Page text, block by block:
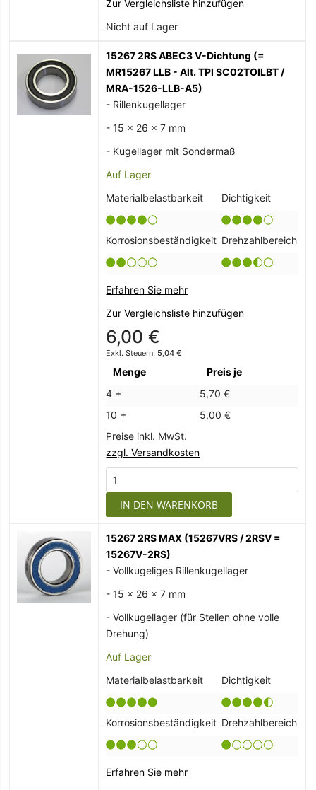
Zur Vergleichsliste hinzufügen
Nicht auf Lager
15267 2RS ABEC3 V-Dichtung (=
MR15267 LLB - Alt. TPI SC02TOILBT /
MRA-1526-LLB-A5)
- Rillenkugellager
- 15 x 26 x 7 mm
- Kugellager mit Sondermaß
Auf Lager
Materialbelastbarkeit
Dichtigkeit
Korrosionsbeständigkeit Drehzahlbereich
Erfahren Sie mehr
Zur Vergleichsliste hinzufügen
6,00 €
5,04 €
Menge
Preis je
4 +
5,70 €
10 +
5,00 €
Preise inkl. MwSt.
zzgl. Versandkosten
IN DEN WARENKORB
15267 2RS MAX (15267VRS / 2RSV =
15267V-2RS)
- Vollkugeliges Rillenkugellager
- 15 x 26 x 7 mm
- Vollkugellager (für Stellen ohne volle
Drehung)
Auf Lager
Materialbelastbarkeit
Dichtigkeit
Korrosionsbeständigkeit Drehzahlbereich
Erfahren Sie mehr